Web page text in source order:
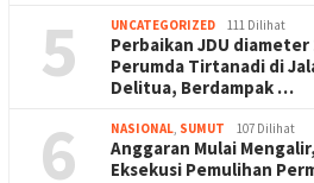
5 UNCATEGORIZED 111 Dilihat
Perbaikan JDU diameter
Perumda Tirtanadi di
Delitua, Berdampak …
6 NASIONAL, SUMUT 107 Dilihat
Anggaran Mulai
Eksekusi Pemulihan